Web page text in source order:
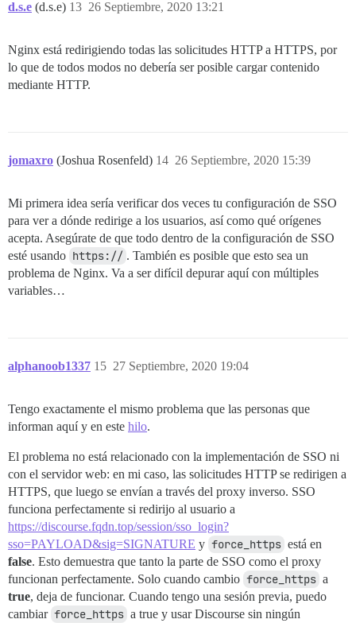
d.s.e (d.s.e) 26 Septiembre, 2020 13:21
13
Nginx está redirigiendo todas las solicitudes HTTP a HTTPS, por
lo que de todos modos no debería ser posible cargar contenido
mediante HTTP.
jomaxro (Joshua Rosenfeld) 26 Septiembre, 2020 15:39
14
Mi primera idea sería verificar dos veces tu configuración de SSO
para ver a dónde redirige a los usuarios, así como qué orígenes
acepta. Asegúrate de que todo dentro de la configuración de SSO
esté usando https:// . También es posible que esto sea un
problema de Nginx. Va a ser difícil depurar aquí con múltiples
variables…
alphanoob1337 27 Septiembre, 2020 19:04
15
Tengo exactamente el mismo problema que las personas que
informan aquí y en este hilo.
El problema no está relacionado con la implementación de SSO ni
con el servidor web: en mi caso, las solicitudes HTTP se redirigen a
HTTPS, que luego se envían a través del proxy inverso. SSO
funciona perfectamente si redirijo al usuario a
https://discourse.fqdn.top/session/sso_login?
sso=PAYLOAD&sig=SIGNATURE y force_https está en
false. Esto demuestra que tanto la parte de SSO como el proxy
funcionan perfectamente. Solo cuando cambio force_https a
true, deja de funcionar. Cuando tengo una sesión previa, puedo
cambiar force_https a true y usar Discourse sin ningún